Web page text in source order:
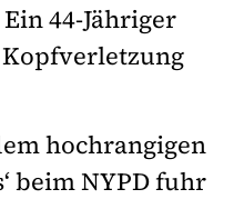
44-Jähriger
hochrangigen
beim NYPD fuhr